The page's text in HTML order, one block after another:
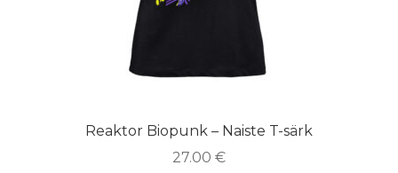
Reaktor Biopunk – Naiste T-särk
27.00 €